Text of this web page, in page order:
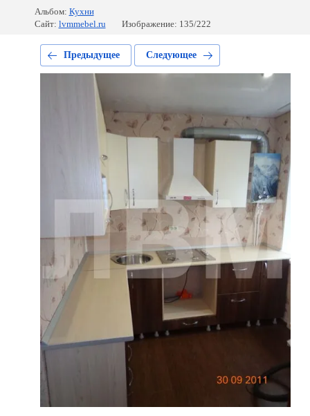
Альбом: Кухни
Сайт: lvmmebel.ru Изображение: 135/222
Предыдущее Следующее